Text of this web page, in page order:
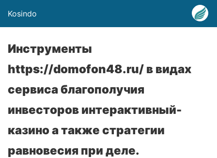
Kosindo
Инструменты
https://domofon48.ru/ в видах
сервиса благополучия
инвесторов интерактивный-
казино а также стратегии
равновесия при деле.